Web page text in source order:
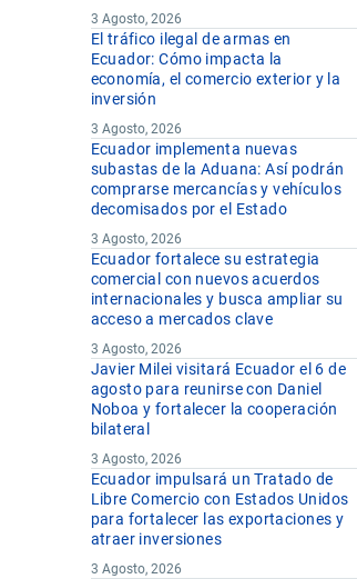
3 Agosto, 2026
El tráfico ilegal de armas en
Ecuador: Cómo impacta la
economía, el comercio exterior y la
inversión
3 Agosto, 2026
Ecuador implementa nuevas
subastas de la Aduana: Así podrán
comprarse mercancías y vehículos
decomisados por el Estado
3 Agosto, 2026
Ecuador fortalece su estrategia
comercial con nuevos acuerdos
internacionales y busca ampliar su
acceso a mercados clave
3 Agosto, 2026
Javier Milei visitará Ecuador el 6 de
agosto para reunirse con Daniel
Noboa y fortalecer la cooperación
bilateral
3 Agosto, 2026
Ecuador impulsará un Tratado de
Libre Comercio con Estados Unidos
para fortalecer las exportaciones y
atraer inversiones
3 Agosto, 2026